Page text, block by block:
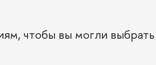
чтобы вы могли